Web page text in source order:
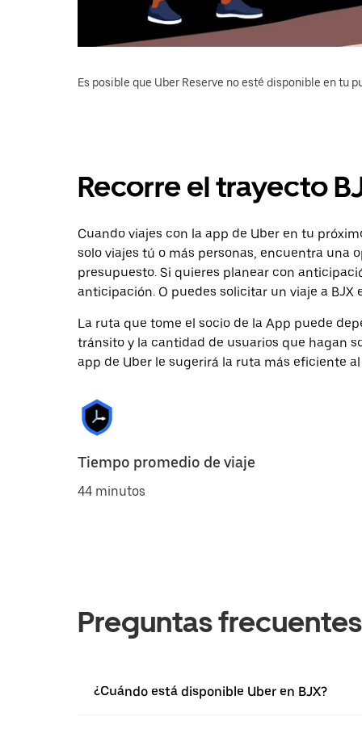
Es posible que Uber Reserve no esté disponible en tu
Recorre el trayecto
Cuando viajes con la app de Uber en tu
solo viajes tú o más personas, encuentra una
presupuesto. Si quieres planear con
anticipación. O puedes solicitar un viaje a BJX
La ruta que tome el socio de la App puede
tránsito y la cantidad de usuarios que hagan
app de Uber le sugerirá la ruta más eficiente
Tiempo promedio de viaje
44 minutos
Preguntas frecuentes
¿Cuándo está disponible Uber en BJX?